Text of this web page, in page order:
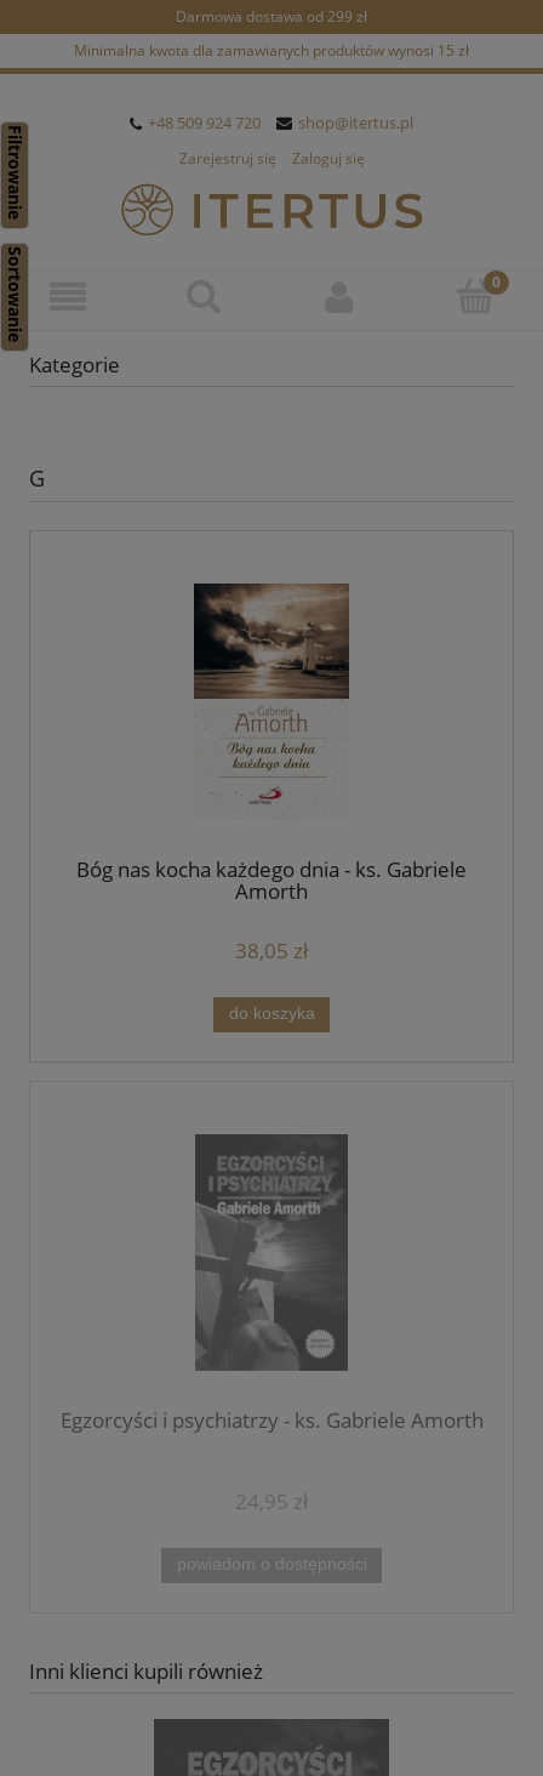
Darmowa dostawa od 299 zł
Minimalna kwota dla zamawianych produktów wynosi 15 zł
+48 509 924 720 shop@itertus.pl
Zarejestruj się Zaloguj się
Kategorie
G
Bóg nas kocha każdego dnia - ks. Gabriele
Amorth
38,05 zł
do koszyka
Egzorcyści i psychiatrzy - ks. Gabriele Amorth
24,95 zł
powiadom o dostępności
Inni klienci kupili również
Filtrowanie
Sortowanie